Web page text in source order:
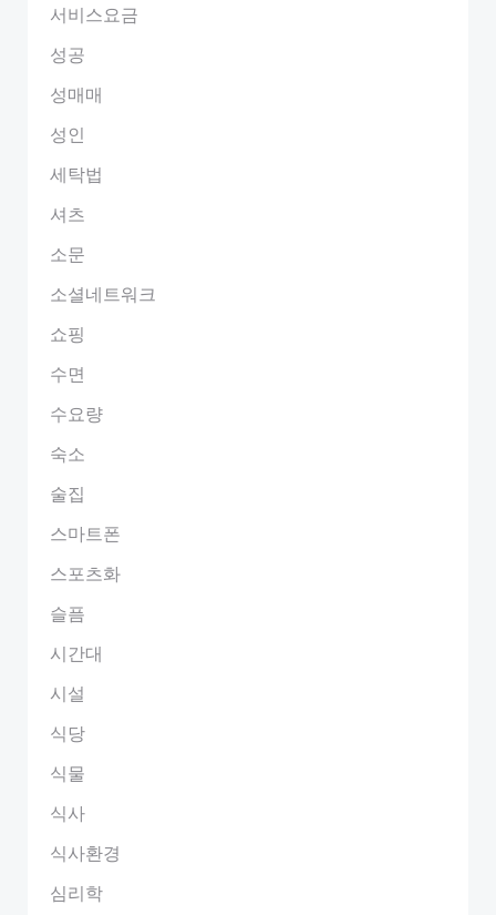
서비스요금
성공
성매매
성인
세탁법
셔츠
소문
소셜네트워크
쇼핑
수면
수요량
숙소
술집
스마트폰
스포츠화
슬픔
시간대
시설
식당
식물
식사
식사환경
심리학